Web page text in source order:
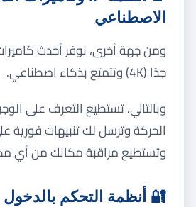
الاصطناعي
جدًا (4K) وتتمتع بذكاء اصطناعي.
وبالتالي، تستطيع التعرف على
الحركة وترسل لك تنبيهات فورية
وتستطيع مراقبة مكانك من أي
🔐 أنظمة التحكم بالدخول